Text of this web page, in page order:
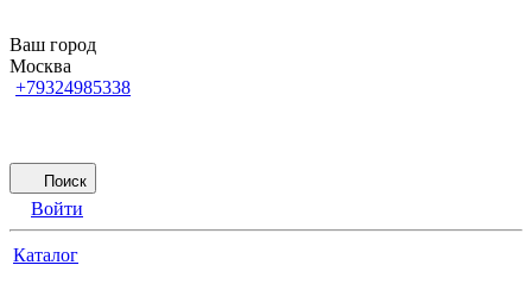
Ваш город
Москва
+79324985338
Поиск
Войти
Каталог